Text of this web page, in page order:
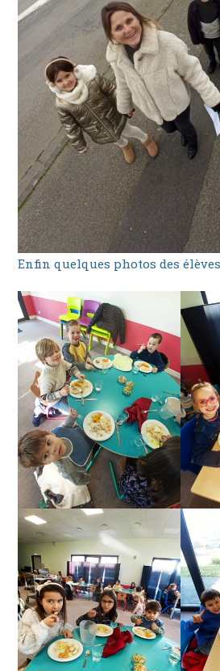
Enfin quelques photos des